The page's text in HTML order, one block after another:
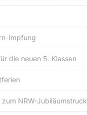
Impfung
die neuen 5. Klassen
NRW-Jubiläumstruck